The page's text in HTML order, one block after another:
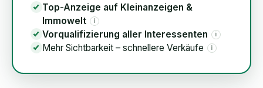
Top-Anzeige auf Kleinanzeigen &
Immowelt
i
Vorqualifizierung aller Interessenten i
Mehr Sichtbarkeit – schnellere Verkäufe i